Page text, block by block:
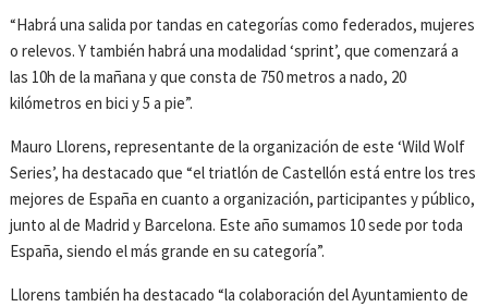
“Habrá una salida por tandas en categorías como federados, mujeres
o relevos. Y también habrá una modalidad ‘sprint’, que comenzará a
las 10h de la mañana y que consta de 750 metros a nado, 20
kilómetros en bici y 5 a pie”.
Mauro Llorens, representante de la organización de este ‘Wild Wolf
Series’, ha destacado que “el triatlón de Castellón está entre los tres
mejores de España en cuanto a organización, participantes y público,
junto al de Madrid y Barcelona. Este año sumamos 10 sede por toda
España, siendo el más grande en su categoría”.
Llorens también ha destacado “la colaboración del Ayuntamiento de